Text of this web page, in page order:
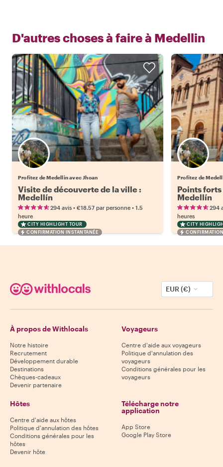
D'autres choses à faire à Medellin
Profitez de Medellin avec Jhoan
Visite de découverte de la ville :
Medellín
294 avis • €18.57 par personne • 1.5
heure
CITY HIGHLIGHT TOUR
CONFIRMATION INSTANTANÉE
Profitez de
Points
Medellín
294
heures
CITY
EUR (€)
À propos de Withlocals
Notre histoire
Recrutement
Développement durable
Destinations
Chèques-cadeaux
Devenir partenaire
Voyageurs
Centre d'aide aux voyageurs
Politique d'annulation des
voyageurs
Conditions générales pour les
voyageurs
Hôtes
Centre d'aide aux hôtes
Politique d'annulation des hôtes
Conditions générales pour les
hôtes
Devenir hôte
Télécharge notre
application
App Store
Google Play Store